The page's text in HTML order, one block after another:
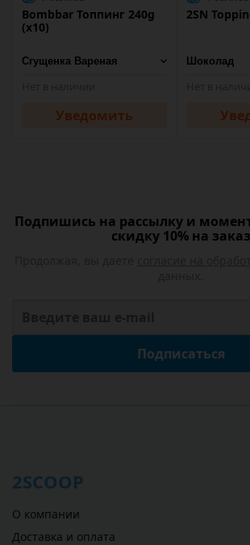
Bombbar Топпинг 240g
(х10)
Уведомить
2SN
Подпишись на рассылку и
скидку 10% на заказ
Подписаться
2SCOOP
О компании
Доставка и оплата